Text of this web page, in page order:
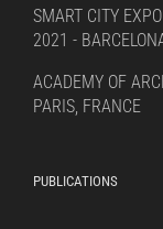
SMART CITY
2021 -
ACADEMY OF
PARIS, FRANCE
PUBLICATIONS